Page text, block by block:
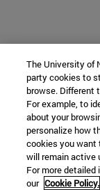
The University of
party cookies to
browse. Different
For example, to
about your
personalize how
cookies you want
will remain active
For more
our Cookie Policy.